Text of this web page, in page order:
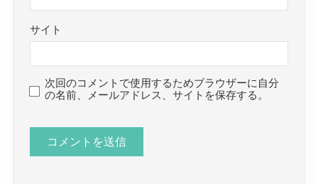
サイト
次回のコメントで使用するためブラウザーに自分
の名前、メールアドレス、サイトを保存する。